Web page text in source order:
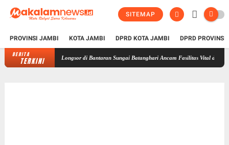
SITEMAP
PROVINSI JAMBI KOTA JAMBI DPRD KOTA JAMBI DPRD
BERITA
TERKINILongsor di Bantaran Sungai Batanghari Ancam Fasilitas Vital di Pasir Panjang,